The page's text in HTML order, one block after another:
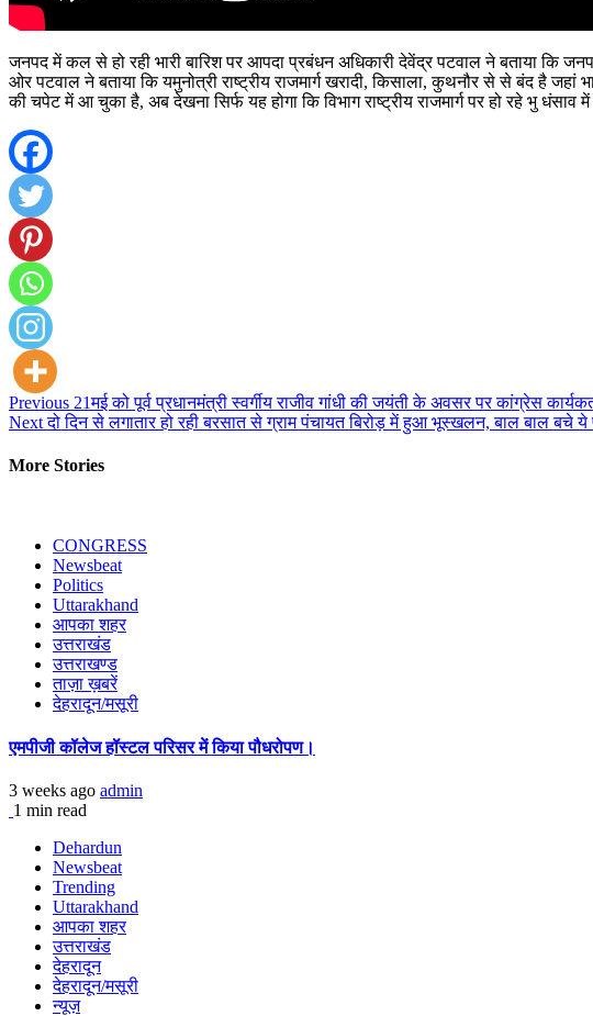
जनपद में कल से हो रही भारी बारिश पर आपदा प्रबंधन अधिकारी देवेंद्र पटवाल ने बताया कि
ओर पटवाल ने बताया कि यमुनोत्री राष्ट्रीय राजमार्ग खरादी, किसाला, कुथनौर से से बंद है
की चपेट में आ चुका है, अब देखना सिर्फ यह होगा कि विभाग राष्ट्रीय राजमार्ग पर हो रहे भु धंसाव में
Continue
Reading
Previous 21मई को पूर्व प्रधानमंत्री स्वर्गीय राजीव गांधी की जयंती के अवसर पर कांग्रेस
Nextदो दिन से लगातार हो रही बरसात से ग्राम पंचायत बिरोड़ में हुआ भूस्खलन, बाल बाल बचे ये
More Stories
CONGRESS
Newsbeat
Politics
Uttarakhand
आपका शहर
उत्तराखंड
उत्तराखण्ड
ताज़ा ख़बरें
देहरादून/मसूरी
एमपीजी कॉलेज हॉस्टल परिसर में किया पौधरोपण।
3 weeks ago admin
1 min read
Dehardun
Newsbeat
Trending
Uttarakhand
आपका शहर
उत्तराखंड
देहरादून
देहरादून/मसूरी
न्यूज़